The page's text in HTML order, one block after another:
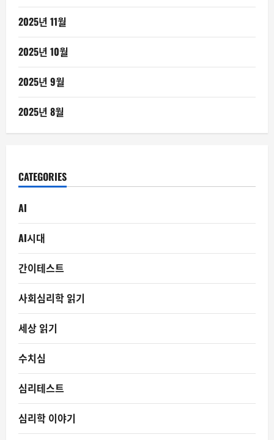
2025년 11월
2025년 10월
2025년 9월
2025년 8월
CATEGORIES
AI
AI시대
간이테스트
사회심리학 읽기
세상 읽기
수치심
심리테스트
심리학 이야기